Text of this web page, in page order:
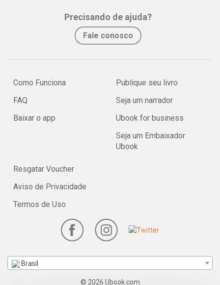
Precisando de ajuda?
Fale conosco
Como Funciona
FAQ
Baixar o app
Publique seu livro
Seja um narrador
Ubook for business
Seja um Embaixador
Ubook
Resgatar Voucher
Aviso de Privacidade
Termos de Uso
Brasil
© 2026 Ubook.com